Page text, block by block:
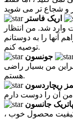
اریک فاستر
شد. من انتظار
آنها را به دوستانم
توصیه کنم.
جونسون
من بسیار راضی
هستم.
ریچاردسون
پاتریک جانسون
کیفیت محصول خوب ،